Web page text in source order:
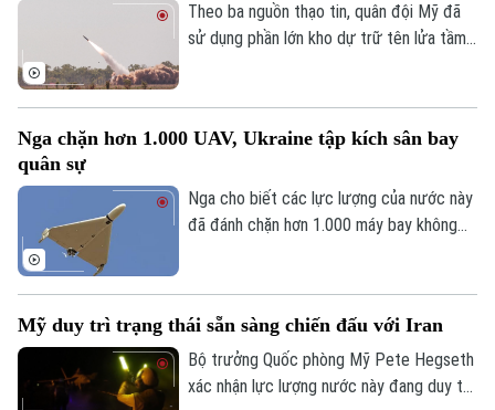
Theo ba nguồn thạo tin, quân đội Mỹ đã
sử dụng phần lớn kho dự trữ tên lửa tầm
lực lượng này trước các cuộc xung đột
Nga chặn hơn 1.000 UAV, Ukraine tập kích sân bay
quân sự
Nga cho biết các lực lượng của nước này
đã đánh chặn hơn 1.000 máy bay không
Mỹ duy trì trạng thái sẵn sàng chiến đấu với Iran
Bộ trưởng Quốc phòng Mỹ Pete Hegseth
xác nhận lực lượng nước này đang duy trì